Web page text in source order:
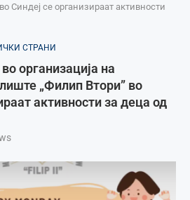
Синдеј се организираат активности
СТРАНИ
организација на
„Филип Втори” во
активности за деца од